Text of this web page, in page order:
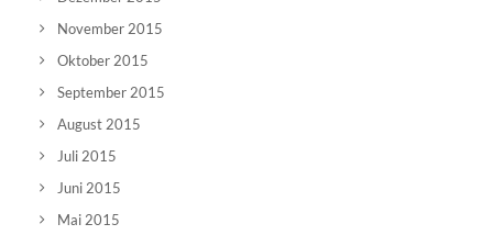
November 2015
Oktober 2015
September 2015
August 2015
Juli 2015
Juni 2015
Mai 2015